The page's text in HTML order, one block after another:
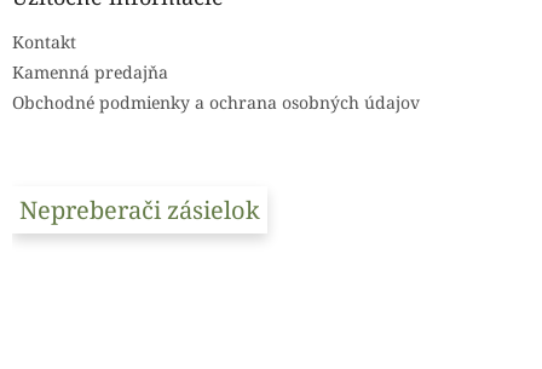
Kontakt
Kamenná predajňa
Obchodné podmienky a ochrana osobných údajov
Nepreberači zásielok